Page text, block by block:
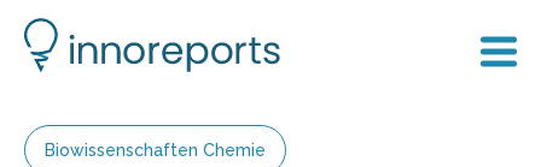
Biowissenschaften Chemie